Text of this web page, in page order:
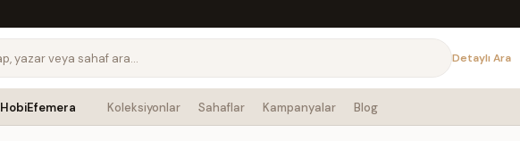
Detaylı Ara
HobiEfemera Koleksiyonlar Sahaflar Kampanyalar Blog